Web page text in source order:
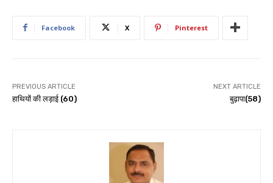
Facebook X Pinterest
PREVIOUS ARTICLE
हाथियों की लड़ाई (60)
NEXT ARTICLE
बुढ़ापा(58)